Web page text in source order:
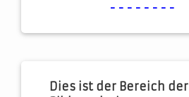
--------
Dies ist der Bereich der